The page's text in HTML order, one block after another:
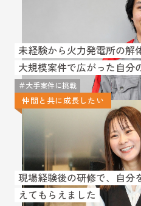
未経験から火力発電所の解
大規模案件で広がった自分
＃大手案件に挑戦
仲間と共に成長したい
現場経験後の研修で、自分
えてもらえました